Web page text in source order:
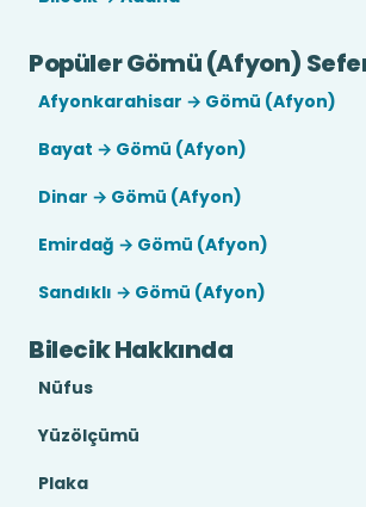
Popüler Gömü (Afyon)
Afyonkarahisar → Gömü (Afyon)
Bayat → Gömü (Afyon)
Dinar → Gömü (Afyon)
Emirdağ → Gömü (Afyon)
Sandıklı → Gömü (Afyon)
Bilecik Hakkında
Nüfus
Yüzölçümü
Plaka